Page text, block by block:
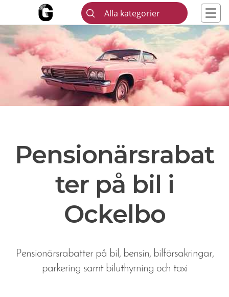
Alla kategorier
Pensionärsrabat
ter på bil i
Ockelbo
Pensionärsrabatter på bil, bensin, bilförsakringar,
parkering samt biluthyrning och taxi